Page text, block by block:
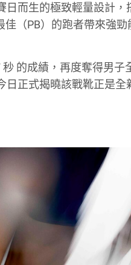
日而生的極致輕量設計
（PB）的跑者帶來強
的成績，再度奪得男子
日正式揭曉該戰靴正是